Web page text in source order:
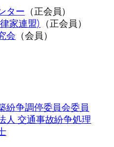
ター （正会員）
家連盟) （正会員）
会 （会員）
紛争調停委員会委員
人 交通事故紛争処理